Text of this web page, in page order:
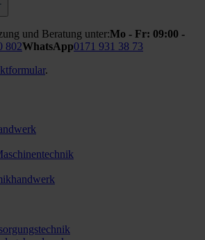
und Beratung unter:Mo - Fr: 09:00 -
802WhatsApp0171 931 38 73
.